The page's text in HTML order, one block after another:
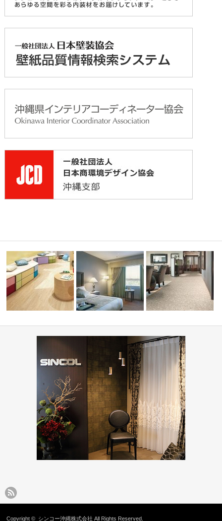
ホテル(コーディネート集)
病院・医療施設(コーディネーショップ・飲食店(コ
ート集)
Copyright © シンコー沖縄株式会社 All Rights Reserved.